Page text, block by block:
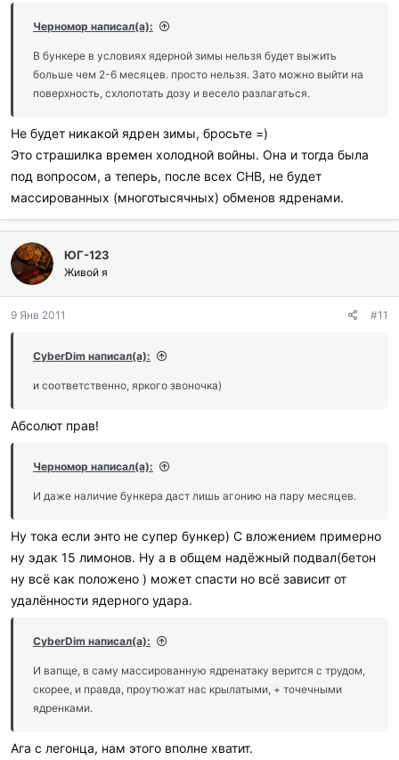
Черномор написал(а):
В бункере в условиях ядерной зимы нельзя будет выжить
больше чем 2-6 месяцев. просто нельзя. Зато можно выйти на
поверхность, схлопотать дозу и весело разлагаться.
Не будет никакой ядрен зимы, бросьте =)
Это страшилка времен холодной войны. Она и тогда была
под вопросом, а теперь, после всех СНВ, не будет
массированных (многотысячных) обменов ядренами.
ЮГ-123
Живой я
9 Янв 2011 #11
CyberDim написал(а):
и соответственно, яркого звоночка)
Абсолют прав!
Черномор написал(а):
И даже наличие бункера даст лишь агонию на пару месяцев.
Ну тока если энто не супер бункер) С вложением примерно
ну эдак 15 лимонов. Ну а в общем надёжный подвал(бетон
ну всё как положено ) может спасти но всё зависит от
удалённости ядерного удара.
CyberDim написал(а):
И вапще, в саму массированную ядренатаку верится с трудом,
скорее, и правда, проутюжат нас крылатыми, + точечными
ядренками.
Ага с легонца, нам этого вполне хватит.